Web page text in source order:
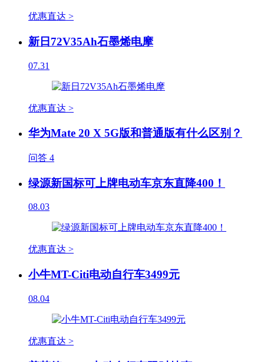
优惠直达 >
新日72V35Ah石墨烯电摩
07.31
优惠直达 >
华为Mate 20 X 5G版和普通版有什么区别？
问答 4
绿源新国标可上牌电动车京东直降400！
08.03
优惠直达 >
小牛MT-Citi电动自行车3499元
08.04
优惠直达 >